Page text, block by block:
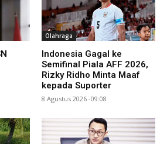
Olahraga
Indonesia Gagal ke
Semifinal Piala AFF 2026,
Rizky Ridho Minta Maaf
kepada Suporter
8 Agustus 2026 -09:08